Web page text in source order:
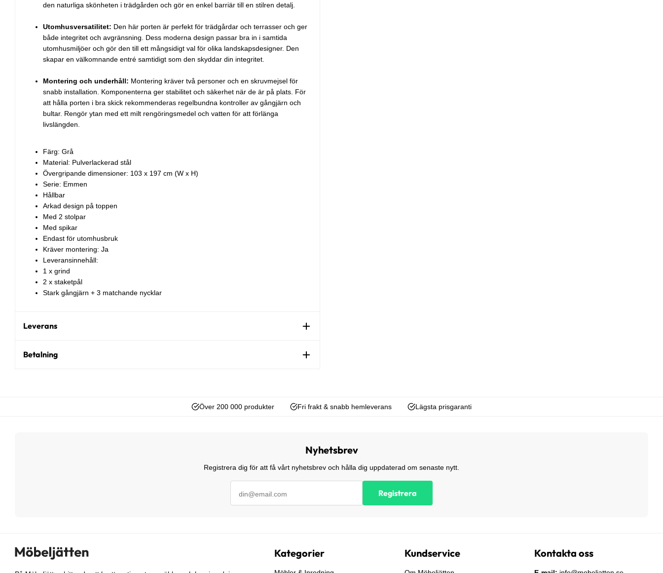
den naturliga skönheten i trädgården och gör en enkel barriär till en stilren detalj.
Utomhusversatilitet: Den här porten är perfekt för trädgårdar och terrasser och ger
både integritet och avgränsning. Dess moderna design passar bra in i samtida
utomhusmiljöer och gör den till ett mångsidigt val för olika landskapsdesigner. Den
skapar en välkomnande entré samtidigt som den skyddar din integritet.
Montering och underhåll: Montering kräver två personer och en skruvmejsel för
snabb installation. Komponenterna ger stabilitet och säkerhet när de är på plats. För
att hålla porten i bra skick rekommenderas regelbundna kontroller av gångjärn och
bultar. Rengör ytan med ett milt rengöringsmedel och vatten för att förlänga
livslängden.
Färg: Grå
Material: Pulverlackerad stål
Övergripande dimensioner: 103 x 197 cm (W x H)
Serie: Emmen
Hållbar
Arkad design på toppen
Med 2 stolpar
Med spikar
Endast för utomhusbruk
Kräver montering: Ja
Leveransinnehåll:
1 x grind
2 x staketpål
Stark gångjärn + 3 matchande nycklar
Leverans
Betalning
Över 200 000 produkter Fri frakt & snabb hemleverans Lägsta prisgaranti
Nyhetsbrev
Registrera dig för att få vårt nyhetsbrev och hålla dig uppdaterad om senaste nytt.
Registrera
Kategorier Kundservice Kontakta oss